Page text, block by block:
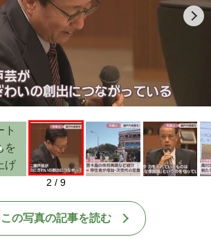
Play
2 / 9
この写真の記事を読む